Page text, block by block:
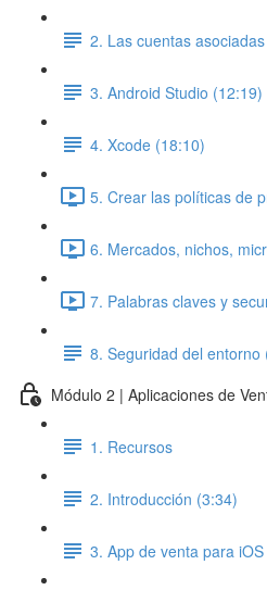
2. Las cuentas
3. Android Studio (12:19)
4. Xcode (18:10)
5. Crear las políticas de
6. Mercados, nichos,
7. Palabras claves y
8. Seguridad del entorno
Módulo 2 | Aplicaciones de
1. Recursos
2. Introducción (3:34)
3. App de venta para